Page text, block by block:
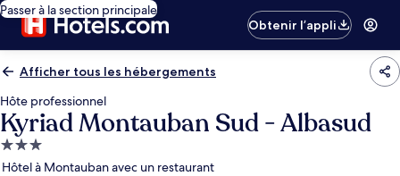
Passer à la section principale
Obtenir l’appli
Afficher tous les hébergements
Hôte professionnel
Kyriad Montauban Sud - Albasud
Hébergement
3.0 étoiles
Hôtel à Montauban avec un restaurant